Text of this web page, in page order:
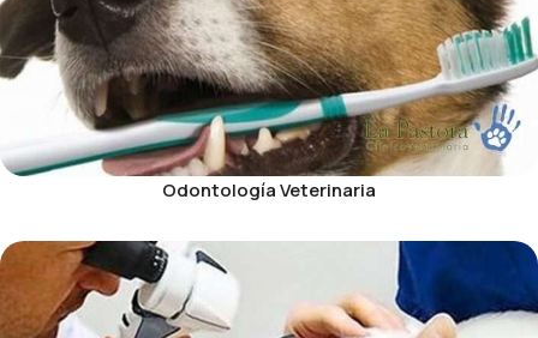
Odontología Veterinaria